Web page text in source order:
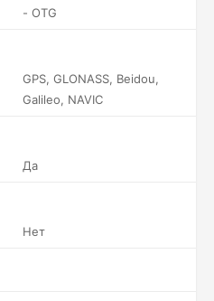
- OTG
GPS, GLONASS, Beidou,
Galileo, NAVIC
Да
Нет